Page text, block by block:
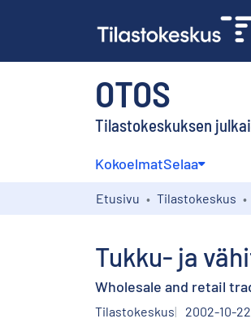
OTOS
Tilastokeskuksen
KokoelmatSelaa
Etusivu Tilastokeskus
Tukku- ja
Wholesale and retail
Tilastokeskus 2002-10-22